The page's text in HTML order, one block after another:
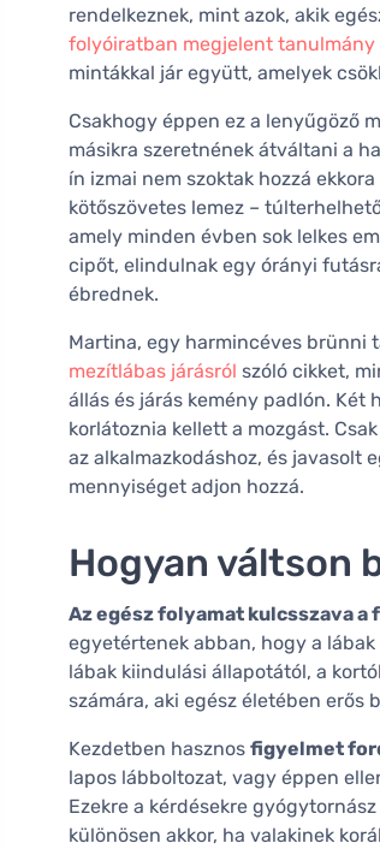
rendelkeznek, mint azok, akik
folyóiratban megjelent tanulmány
mintákkal jár együtt, amelyek
Csakhogy éppen ez a lenyűgöző
másikra szeretnének átváltani a
ín izmai nem szoktak hozzá
kötőszövetes lemez –
amely minden évben sok lelkes
cipőt, elindulnak egy órányi
ébrednek.
Martina, egy harmincéves brünni
mezítlábas járásról szóló cikket,
állás és járás kemény padlón.
korlátoznia kellett a mozgást.
az alkalmazkodáshoz, és javasolt
mennyiséget adjon hozzá.
Hogyan váltson
Az egész folyamat kulcsszava a
egyetértenek abban, hogy a
lábak kiindulási állapotától, a
számára, aki egész életében
Kezdetben hasznos figyelmet
lapos lábboltozat, vagy éppen
Ezekre a kérdésekre
különösen akkor, ha valakinek